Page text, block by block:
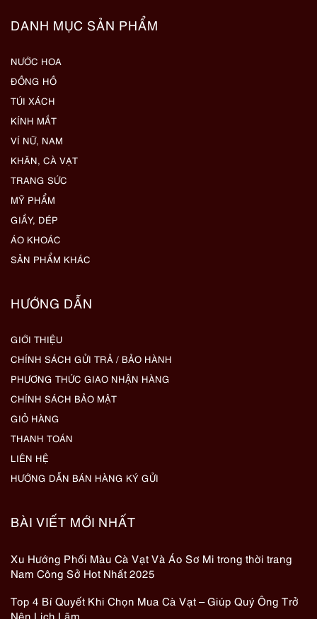
DANH MỤC SẢN PHẨM
NƯỚC HOA
ĐỒNG HỒ
TÚI XÁCH
KÍNH MẮT
VÍ NỮ, NAM
KHĂN, CÀ VẠT
TRANG SỨC
MỸ PHẨM
GIẦY, DÉP
ÁO KHOÁC
SẢN PHẨM KHÁC
HƯỚNG DẪN
GIỚI THIỆU
CHÍNH SÁCH GỬI TRẢ / BẢO HÀNH
PHƯƠNG THỨC GIAO NHẬN HÀNG
CHÍNH SÁCH BẢO MẬT
GIỎ HÀNG
THANH TOÁN
LIÊN HỆ
HƯỚNG DẪN BÁN HÀNG KÝ GỬI
BÀI VIẾT MỚI NHẤT
Xu Hướng Phối Màu Cà Vạt Và Áo Sơ Mi trong thời trang
Nam Công Sở Hot Nhất 2025
Top 4 Bí Quyết Khi Chọn Mua Cà Vạt – Giúp Quý Ông Trở
Nên Lịch Lãm